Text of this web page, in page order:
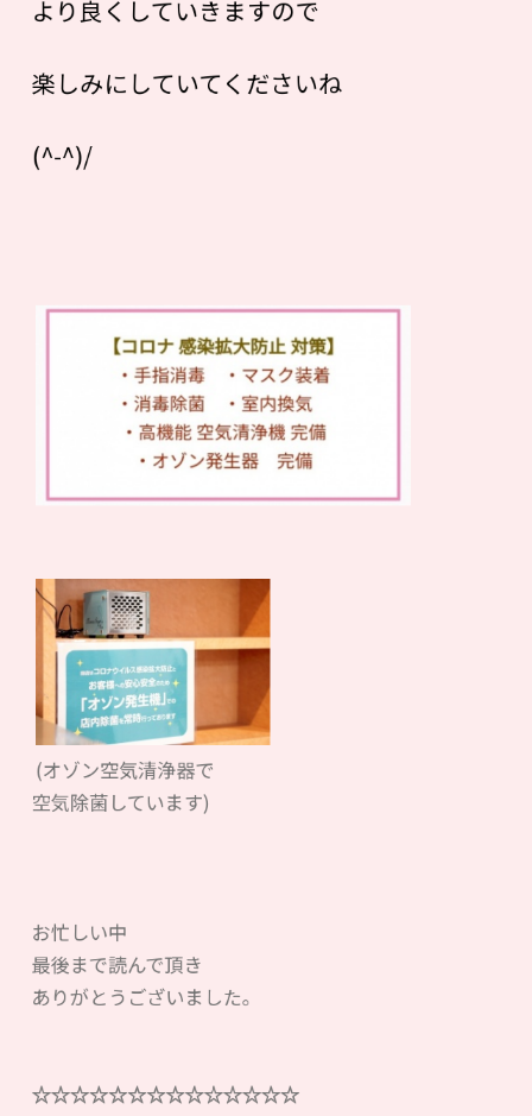
より良くしていきますので
楽しみにしていてくださいね
(^-^)/
(オゾン空気清浄器で
空気除菌しています)
お忙しい中
最後まで読んで頂き
ありがとうございました。
☆☆☆☆☆☆☆☆☆☆☆☆☆☆